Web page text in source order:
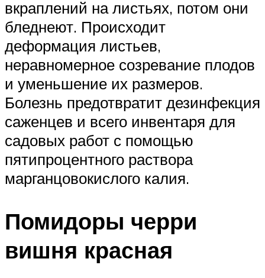
вкраплений на листьях, потом они
бледнеют. Происходит
деформация листьев,
неравномерное созревание плодов
и уменьшение их размеров.
Болезнь предотвратит дезинфекция
саженцев и всего инвентаря для
садовых работ с помощью
пятипроцентного раствора
марганцовокислого калия.
Помидоры черри
вишня красная